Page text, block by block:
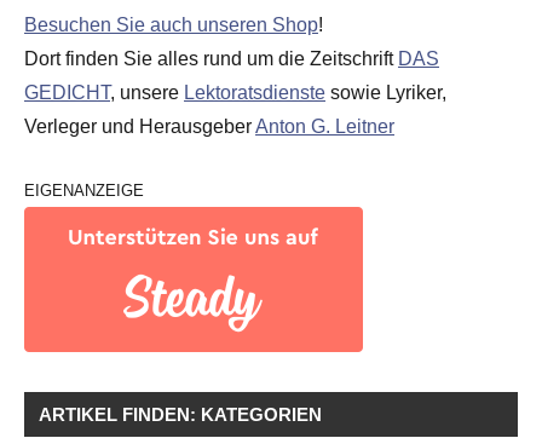
Besuchen Sie auch unseren Shop!
Dort finden Sie alles rund um die Zeitschrift DAS
GEDICHT, unsere Lektoratsdienste sowie Lyriker,
Verleger und HerausgeberAnton G. Leitner
EIGENANZEIGE
ARTIKEL FINDEN: KATEGORIEN